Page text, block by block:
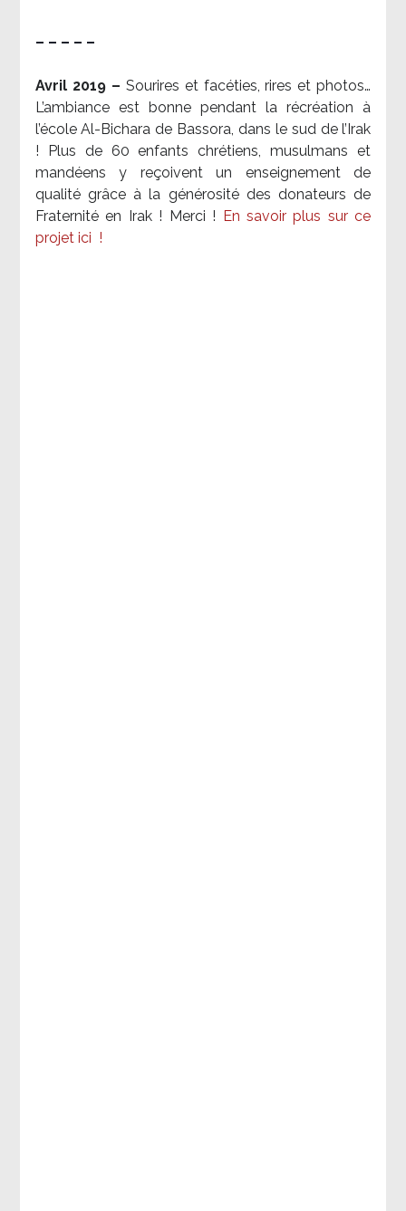
– – – – –
Avril 2019 – Sourires et facéties, rires et photos…
L’ambiance est bonne pendant la récréation à
l’école Al-Bichara de Bassora, dans le sud de l’Irak
! Plus de 60 enfants chrétiens, musulmans et
mandéens y reçoivent un enseignement de
qualité grâce à la générosité des donateurs de
Fraternité en Irak ! Merci ! En savoir plus sur ce
projet ici !